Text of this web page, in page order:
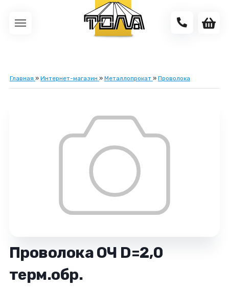
Главная » Интернет-магазин » Металлопрокат » Проволока
Проволока ОЧ D=2,0
терм.обр.